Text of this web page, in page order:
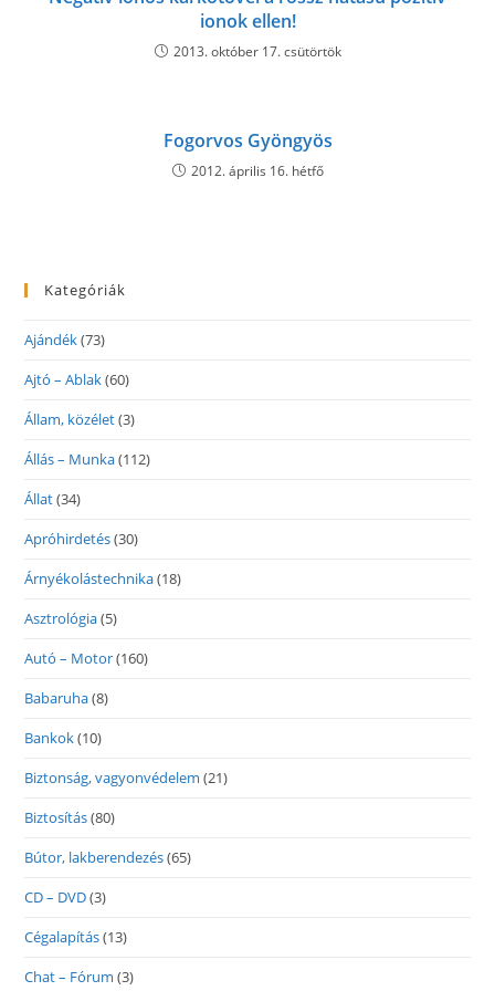
ionok ellen!
2013. október 17. csütörtök
Fogorvos Gyöngyös
2012. április 16. hétfő
Kategóriák
Ajándék(73)
Ajtó – Ablak(60)
Állam, közélet(3)
Állás – Munka(112)
Állat(34)
Apróhirdetés(30)
Árnyékolástechnika(18)
Asztrológia(5)
Autó – Motor(160)
Babaruha(8)
Bankok(10)
Biztonság, vagyonvédelem (21)
Biztosítás(80)
Bútor, lakberendezés(65)
CD – DVD(3)
Cégalapítás(13)
Chat – Fórum (3)